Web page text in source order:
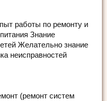
работы по ремонту и
Знание
Желательно знание
неисправностей
(ремонт систем